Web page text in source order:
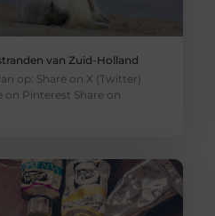
van Zuid-Holland
op: Share on X (Twitter)
on Pinterest Share on